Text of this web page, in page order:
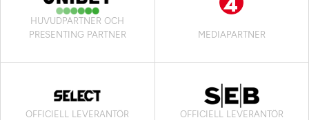
HUVUDPARTNER OCH
PRESENTING PARTNER
MEDIAPARTNER
OFFICIELL LEVERANTÖR OFFICIELL LEVERANTÖR